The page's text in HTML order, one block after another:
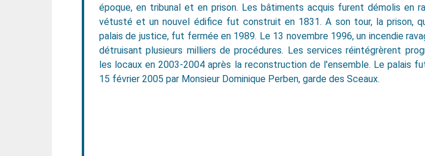
époque, en tribunal et en prison. Les bâtiments acquis furent démolis en
vétusté et un nouvel édifice fut construit en 1831. A son tour, la prison,
palais de justice, fut fermée en 1989. Le 13 novembre 1996, un incendie
détruisant plusieurs milliers de procédures. Les services réintégrèrent
les locaux en 2003-2004 après la reconstruction de l'ensemble. Le palais
15 février 2005 par Monsieur Dominique Perben, garde des Sceaux.